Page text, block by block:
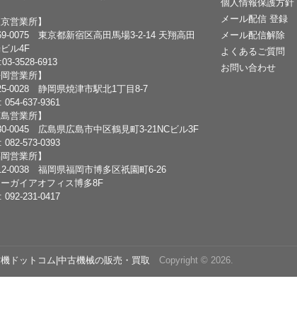
京営業所】
0075 東京都新宿区高田馬場3-2-14 天翔高田
ル4F
3528-6913
岡営業所】
0028 静岡県焼津市駅北1丁目8-7
054-637-9361
島営業所】
0045 広島県広島市中区鶴見町3-21NCビル3F
082-573-0393
岡営業所】
0038 福岡県福岡市博多区祇園町6-26
ガイアオフィス博多8F
092-231-0417
個人情報保護方針
メール配信 登録
メール配信解除
よくあるご質問
お問い合わせ
ドットコム|中古機械の販売・買取 Copyright © 2026.